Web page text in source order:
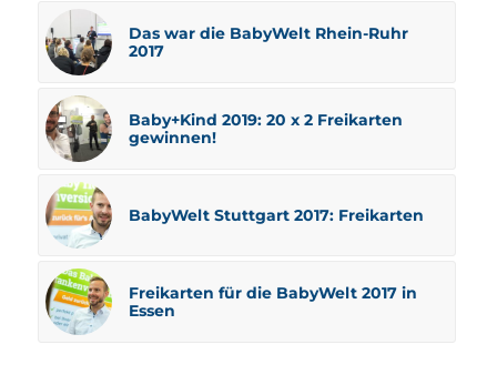
Das war die BabyWelt Rhein-Ruhr
2017
Baby+Kind 2019: 20 x 2 Freikarten
gewinnen!
BabyWelt Stuttgart 2017: Freikarten
Freikarten für die BabyWelt 2017 in
Essen